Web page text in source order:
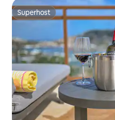
Superhost
Superhost